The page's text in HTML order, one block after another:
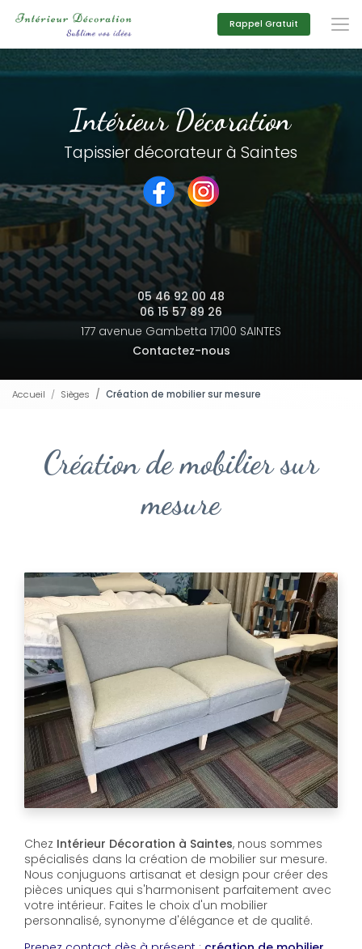
principal
Rappel Gratuit
Intérieur Décoration
Tapissier décorateur à Saintes
05 46 92 00 48
06 15 57 89 26
177 avenue Gambetta 17100 SAINTES
Contactez-nous
Accueil Sièges Création de mobilier sur mesure
Création de mobilier sur
mesure
Chez Intérieur Décoration à Saintes, nous sommes
spécialisés dans la création de mobilier sur mesure.
Nous conjuguons artisanat et design pour créer des
pièces uniques qui s'harmonisent parfaitement avec
votre intérieur. Faites le choix d'un mobilier
personnalisé, synonyme d'élégance et de qualité.